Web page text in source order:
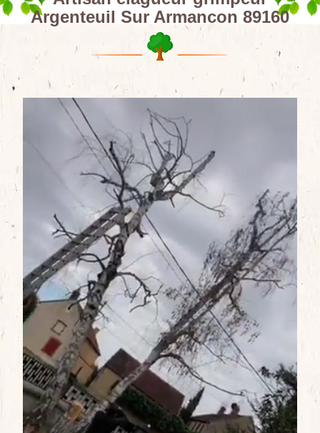
Argenteuil Sur Armancon 89160